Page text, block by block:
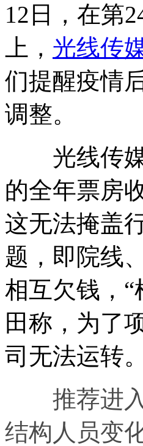
12日，在第
上， 光线传
们提醒疫情
调整。
光线传媒
的全年票房
这无法掩盖
题，即院线
相互欠钱，
田称，为了
司无法运转。
推荐进入
结构人员变